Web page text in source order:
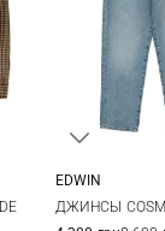
EDWIN
ДЖИНСЫ